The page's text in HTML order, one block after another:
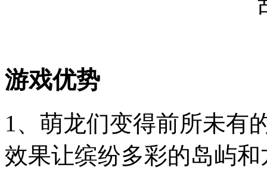
游戏优势
1、萌龙们变得前所未有
效果让缤纷多彩的岛屿